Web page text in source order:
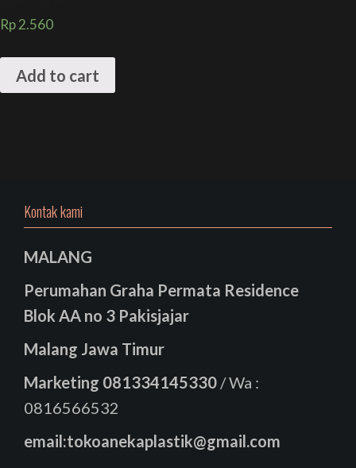
Rp2.560
Add to cart
Kontak kami
MALANG
Perumahan Graha Permata Residence
Blok AA no 3 Pakisjajar
Malang Jawa Timur
Marketing 081334145330 / Wa :
0816566532
email:tokoanekaplastik@gmail.com